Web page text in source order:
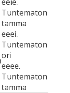
Tuntematon
tamma
eeei.
Tuntematon
ori
eeee.
Tuntematon
tamma